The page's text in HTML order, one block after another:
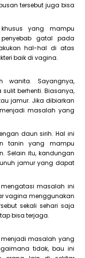
tersebut juga bisa
yang mampu
gatal pada
hal-hal di atas
baik di vagina.
wanita. Sayangnya,
berhenti. Biasanya,
jamur. Jika dibiarkan
masalah yang
daun sirih. Hal ini
tanin yang mampu
Selain itu, kandungan
jamur yang dapat
masalah ini
vagina menggunakan
sekali sehari saja
bisa terjaga.
masalah yang
tidak, bau ini